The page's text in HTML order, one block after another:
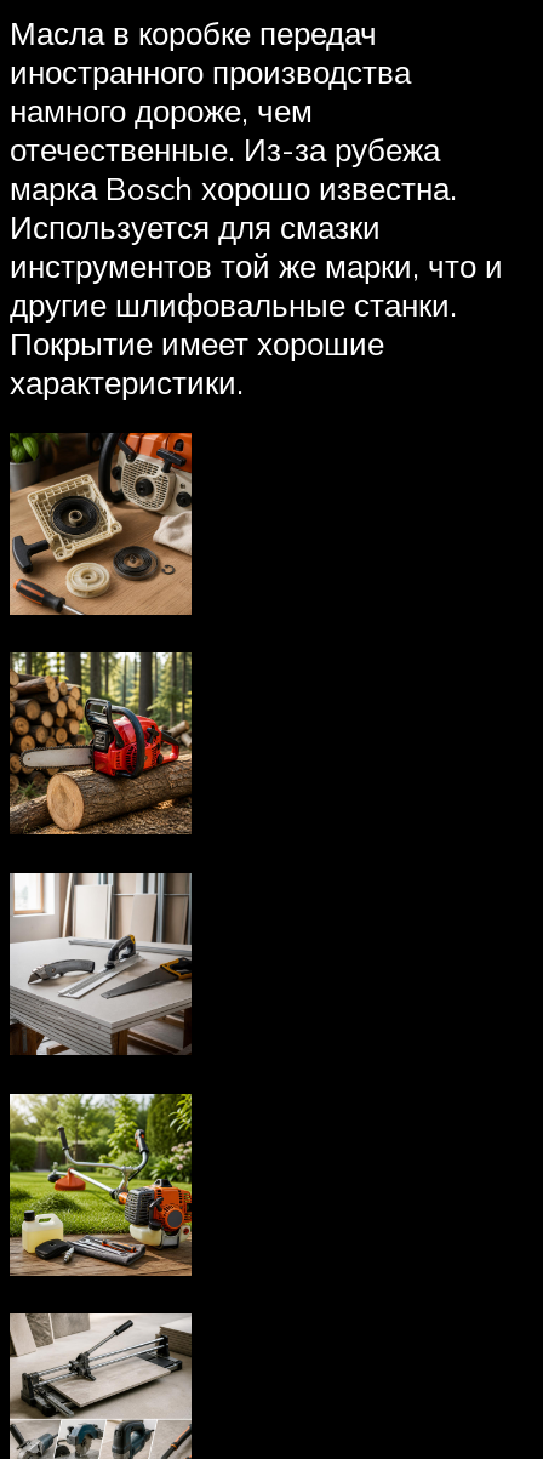
Масла в коробке передач
иностранного производства
намного дороже, чем
отечественные. Из-за рубежа
марка Bosch хорошо известна.
Используется для смазки
инструментов той же марки, что и
другие шлифовальные станки.
Покрытие имеет хорошие
характеристики.